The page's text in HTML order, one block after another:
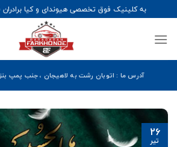
to
content
به کلینیک فوق تخصصی هیوندای و کیا
آدرس ما : اتوبان رشت به لاهیجان ، جنب پمپ
26
تیر